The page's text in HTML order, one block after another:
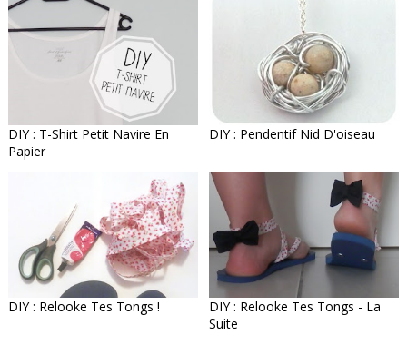
DIY : T-Shirt Petit Navire En
Papier
DIY : Pendentif Nid D'oiseau
DIY : Relooke Tes Tongs !
DIY : Relooke Tes Tongs - La
Suite